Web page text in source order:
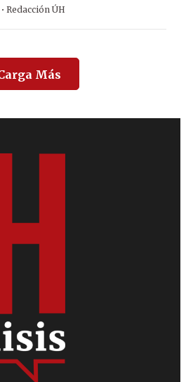
· Redacción ÚH
Más